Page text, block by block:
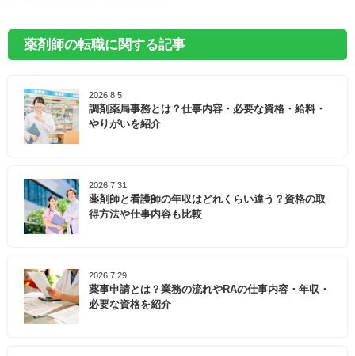
薬剤師の転職に関する記事
2026.8.5
調剤薬局事務とは？仕事内容・必要な資格・給料・
やりがいを紹介
2026.7.31
薬剤師と看護師の年収はどれくらい違う？資格の取
得方法や仕事内容も比較
2026.7.29
薬事申請とは？業務の流れやRAの仕事内容・年収・
必要な資格を紹介